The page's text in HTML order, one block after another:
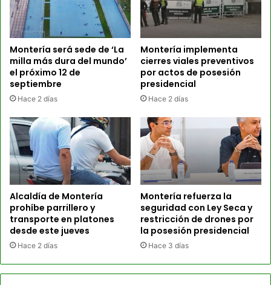
Montería será sede de ‘La
milla más dura del mundo’
el próximo 12 de
septiembre
Hace 2 días
Montería implementa
cierres viales preventivos
por actos de posesión
presidencial
Hace 2 días
Alcaldía de Montería
prohíbe parrillero y
transporte en platones
desde este jueves
Hace 2 días
Montería refuerza la
seguridad con Ley Seca y
restricción de drones por
la posesión presidencial
Hace 3 días